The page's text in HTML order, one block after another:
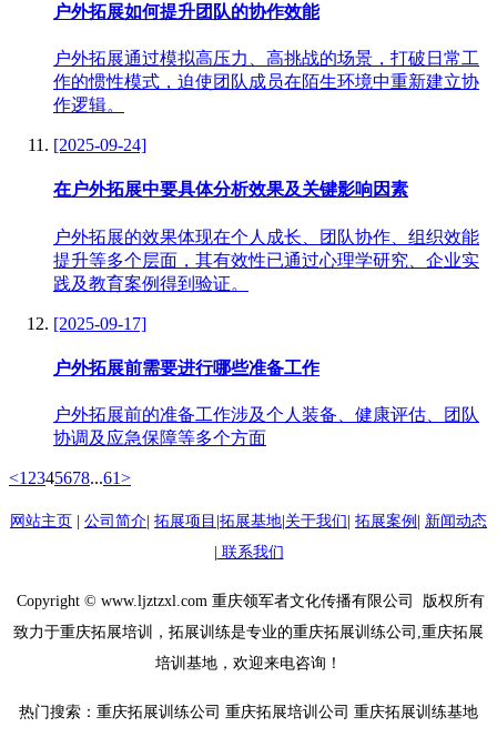
户外拓展如何提升团队的协作效能
户外拓展通过模拟高压力、高挑战的场景，打破日常工
作的惯性模式，迫使团队成员在陌生环境中重新建立协
作逻辑。
[2025-09-24]
在户外拓展中要具体分析效果及关键影响因素
户外拓展的效果体现在个人成长、团队协作、组织效能
提升等多个层面，其有效性已通过心理学研究、企业实
践及教育案例得到验证。
[2025-09-17]
户外拓展前需要进行哪些准备工作
户外拓展前的准备工作涉及个人装备、健康评估、团队
协调及应急保障等多个方面
<1 2345678...61>
网站主页 公司简介 拓展项目 拓展基地 关于我们 拓展案例
新闻动态
联系我们
Copyright © www.ljztzxl.com 重庆领军者文化传播有限公司 版权所有
致力于重庆拓展培训，拓展训练是专业的重庆拓展训练公司,重庆拓展
培训基地，欢迎来电咨询！
热门搜索：重庆拓展训练公司 重庆拓展培训公司 重庆拓展训练基地